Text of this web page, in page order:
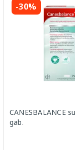
-30%
CANESBALANCE
gab.